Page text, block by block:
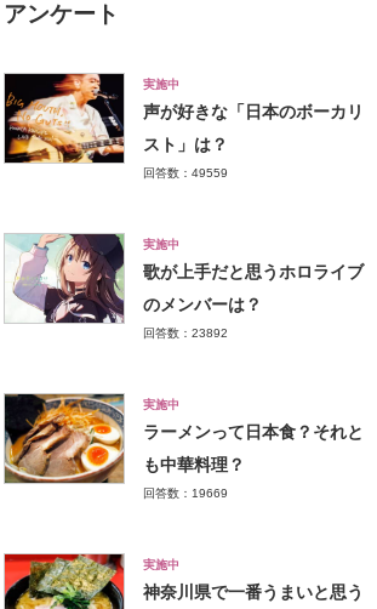
アンケート
実施中
声が好きな「日本のボーカリ
スト」は？
回答数：49559
実施中
歌が上手だと思うホロライブ
のメンバーは？
回答数：23892
実施中
ラーメンって日本食？それと
も中華料理？
回答数：19669
実施中
神奈川県で一番うまいと思う